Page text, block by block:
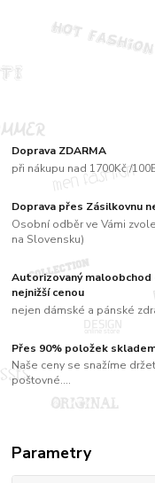
Doprava ZDARMA
při nákupu nad 1700Kč /
Doprava přes Zásilkovnu
Osobní odběr ve Vámi
na Slovensku)
Autorizovaný
nejnižší cenou
nejen dámské a pánské
Přes 90% položek
Naše ceny se snažíme
poštovné....
Parametry